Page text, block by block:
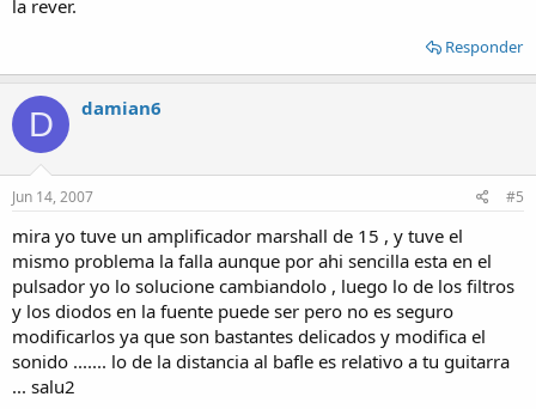
la rever.
Responder
D damian6
Jun 14, 2007 #5
mira yo tuve un amplificador marshall de 15 , y tuve el
mismo problema la falla aunque por ahi sencilla esta en el
pulsador yo lo solucione cambiandolo , luego lo de los filtros
y los diodos en la fuente puede ser pero no es seguro
modificarlos ya que son bastantes delicados y modifica el
sonido ....... lo de la distancia al bafle es relativo a tu guitarra
... salu2